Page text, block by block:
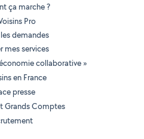
ça marche ?
Pro
demandes
mes services
collaborative »
en France
presse
Grands Comptes